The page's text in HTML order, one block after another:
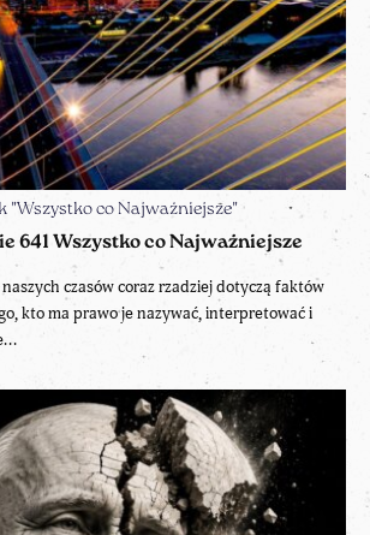
"Wszystko co Najważniejsze"
641 Wszystko co Najważniejsze
czasów coraz rzadziej dotyczą faktów
kto ma prawo je nazywać, interpretować i